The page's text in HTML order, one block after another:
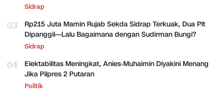
Sidrap
03
Rp215 Juta Mamin Rujab Sekda Sidrap Terkuak, Dua Plt
Dipanggil—Lalu Bagaimana dengan Sudirman Bungi?
Sidrap
04
Elektabilitas Meningkat, Anies-Muhaimin Diyakini Menang
Jika Pilpres 2 Putaran
Politik